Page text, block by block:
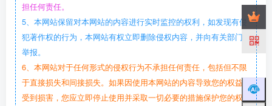
担任何责任。
5、本网站保留对本网站的内容进行实时监控的权利，如发现有侵
犯著作权的行为，本网站有权立即删除侵权内容，并向有关部门
举报。
6、本网站对于任何形式的侵权行为不承担任何责任，包括但不限
于直接损失和间接损失。如果因使用本网站的内容导致您的权益
受到损害，您应立即停止使用并采取一切必要的措施保护您的权